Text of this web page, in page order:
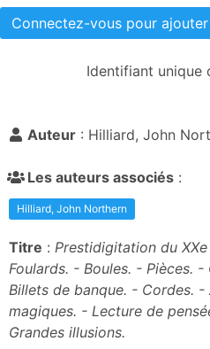
Connectez-vous pour
Identifiant unique
Auteur : Hilliard, John
Les auteurs associés :
Hilliard, John Northern
Titre : Prestidigitation du
Foulards. - Boules. - Pièces.
Billets de banque. - Cordes.
magiques. - Lecture de
Grandes illusions.